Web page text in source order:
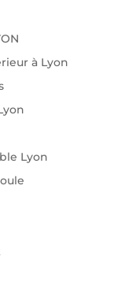
à Lyon
Lyon